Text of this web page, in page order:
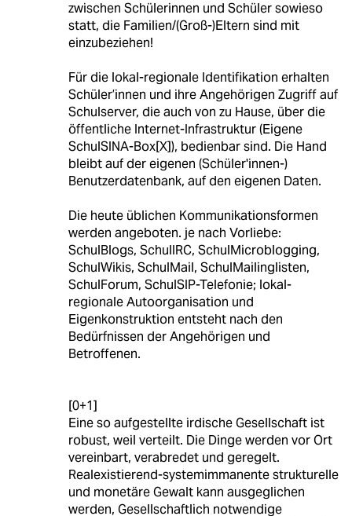
zwischen Schülerinnen und Schüler sowieso
statt, die Familien/(Groß-)Eltern sind mit
einzubeziehen!
Für die lokal-regionale Identifikation erhalten
Schüler’innen und ihre Angehörigen Zugriff auf
Schulserver, die auch von zu Hause, über die
öffentliche Internet-Infrastruktur (Eigene
SchulSINA-Box[X]), bedienbar sind. Die Hand
bleibt auf der eigenen (Schüler'innen-)
Benutzerdatenbank, auf den eigenen Daten.
Die heute üblichen Kommunikationsformen
werden angeboten. je nach Vorliebe:
SchulBlogs, SchulIRC, SchulMicroblogging,
SchulWikis, SchulMail, SchulMailinglisten,
SchulForum, SchulSIP-Telefonie; lokal-
regionale Autoorganisation und
Eigenkonstruktion entsteht nach den
Bedürfnissen der Angehörigen und
Betroffenen.
[0+1]
Eine so aufgestellte irdische Gesellschaft ist
robust, weil verteilt. Die Dinge werden vor Ort
vereinbart, verabredet und geregelt.
Realexistierend-systemimmanente strukturelle
und monetäre Gewalt kann ausgeglichen
werden, Gesellschaftlich notwendige